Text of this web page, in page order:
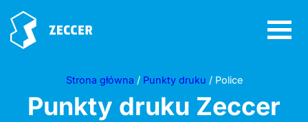
Strona główna / Punkty druku / Police
Punkty druku Zeccer